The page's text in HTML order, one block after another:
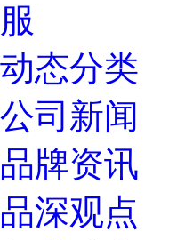
动态分类
公司新闻
品牌资讯
品深观点